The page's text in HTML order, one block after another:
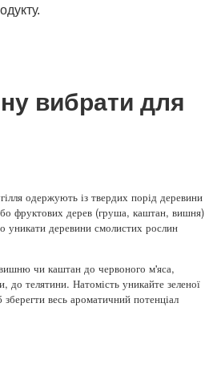
вибрати для
одержують із твердих порід деревини
фруктових дерев (груша, каштан,
уникати деревини смолистих рослин
чи каштан до червоного м'яса,
до телятини. Натомість уникайте зеленої
весь ароматичний потенціал